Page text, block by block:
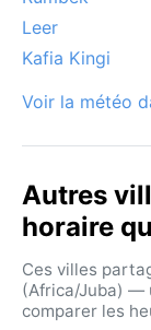
Leer
Kafia Kingi
Voir la météo
Autres
horaire
Ces villes
(Africa/Juba) —
comparer les